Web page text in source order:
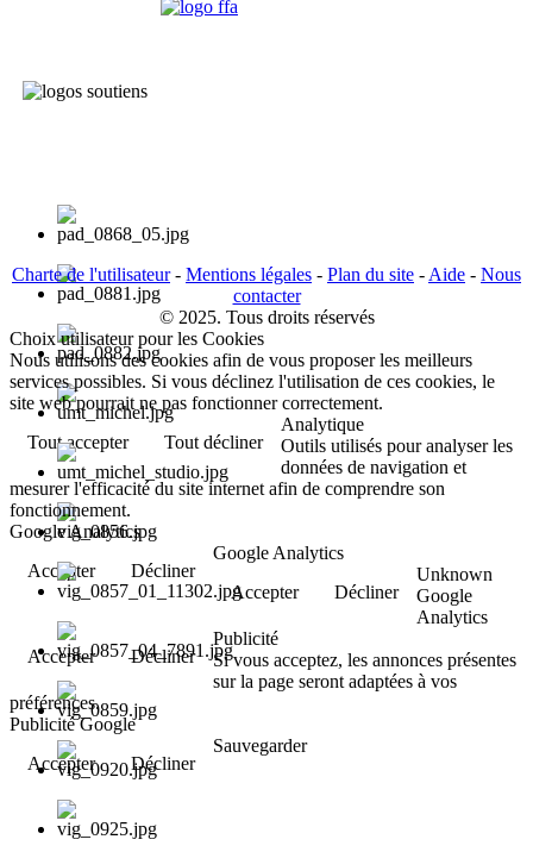
Charte de l'utilisateur- Mentions légales - Plan du site - Aide - Nous
contacter
© 2025. Tous droits réservés
Choix utilisateur pour les Cookies
Nous utilisons des cookies afin de vous proposer les meilleurs
services possibles. Si vous déclinez l'utilisation de ces cookies, le
site web pourrait ne pas fonctionner correctement.
Tout accepter
Tout décliner
Analytique
Outils utilisés pour analyser les
données de navigation et
mesurer l'efficacité du site internet afin de comprendre son
fonctionnement.
Google Analytics
Accepter
Décliner
Google Analytics
Accepter
Décliner
Unknown
Google
Analytics
Accepter
Décliner
Publicité
Si vous acceptez, les annonces présentes
sur la page seront adaptées à vos
préférences.
Publicité Google
Accepter
Décliner
Sauvegarder